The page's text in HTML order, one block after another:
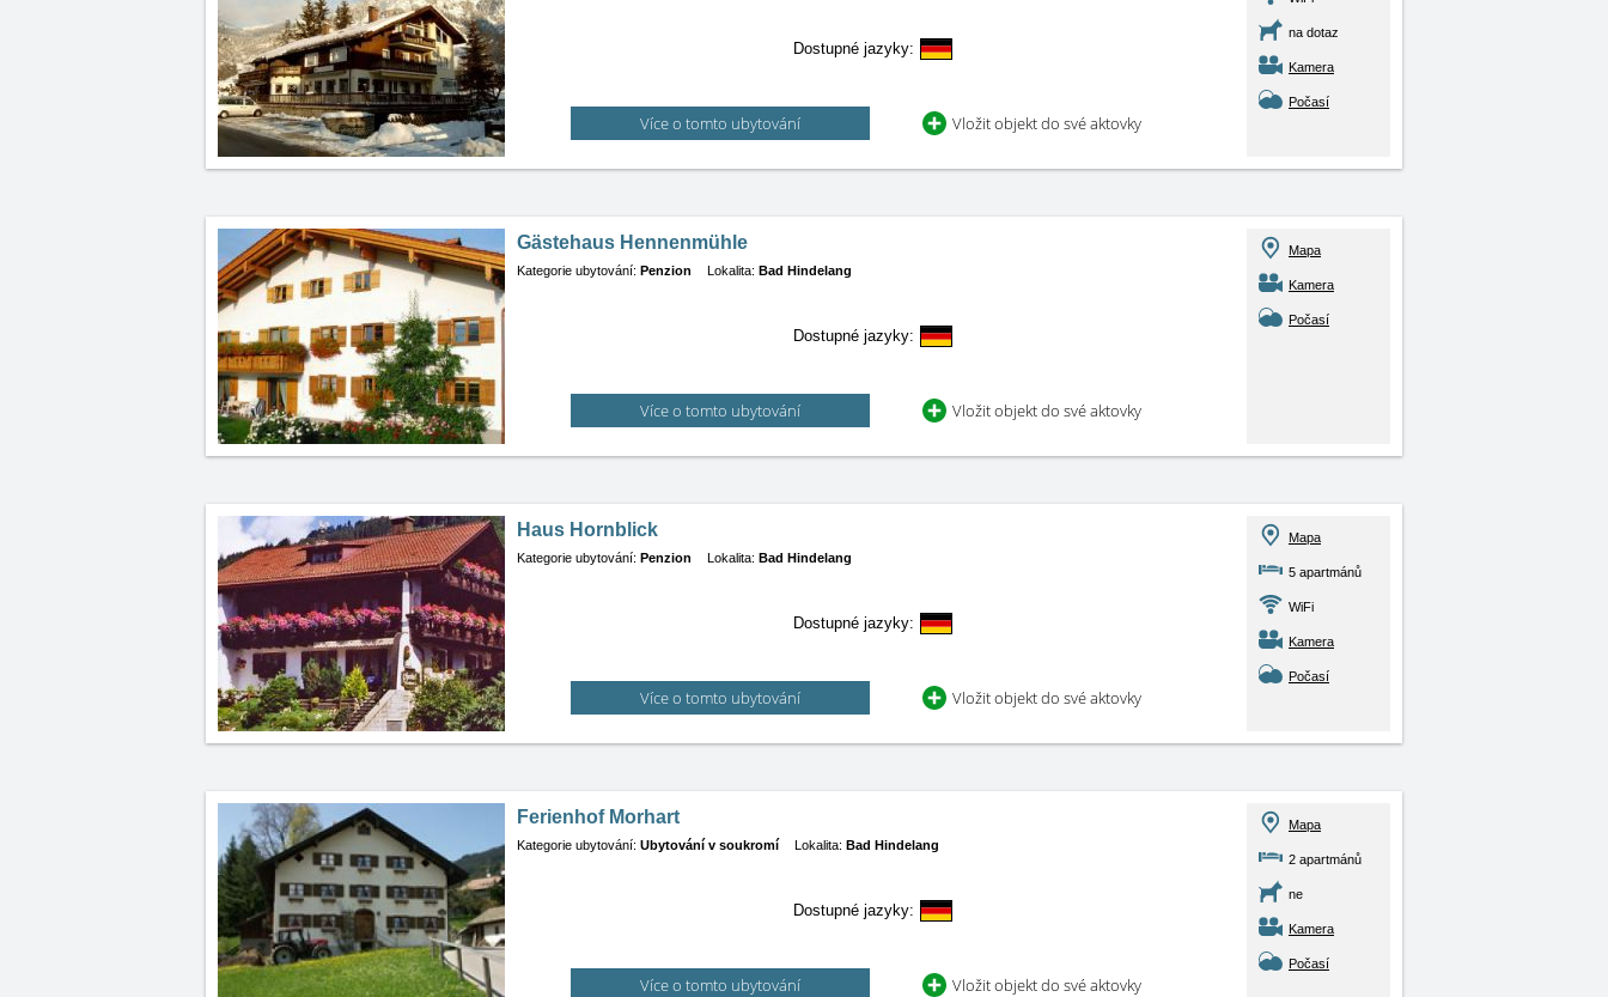
Dostupné jazyky:
Více o tomto ubytování Vložit objekt do své aktovky
na dotaz
Kamera
Počasí
Gästehaus Hennenmühle
Kategorie ubytování: Penzion Lokalita: Bad Hindelang
Dostupné jazyky:
Více o tomto ubytování Vložit objekt do své aktovky
Mapa
Kamera
Počasí
Haus Hornblick
Kategorie ubytování: Penzion Lokalita: Bad Hindelang
Dostupné jazyky:
Více o tomto ubytování Vložit objekt do své aktovky
Mapa
5 apartmánů
WiFi
Kamera
Počasí
Ferienhof Morhart
Kategorie ubytování: Ubytování v soukromí Lokalita: Bad Hindelang
Dostupné jazyky:
Více o tomto ubytování Vložit objekt do své aktovky
Mapa
2 apartmánů
ne
Kamera
Počasí